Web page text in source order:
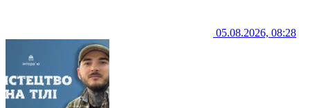
05.08.2026, 08:28